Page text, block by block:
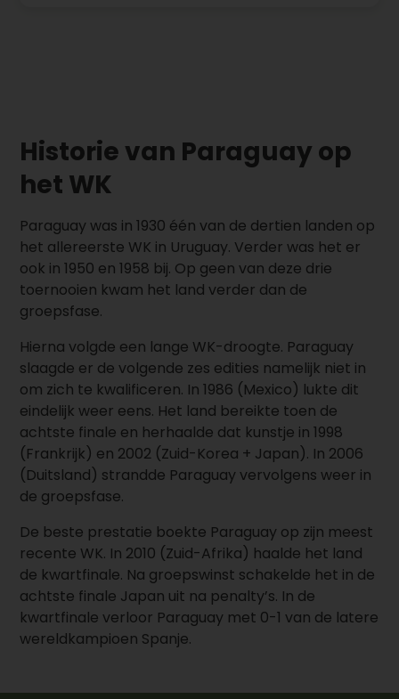
Historie van Paraguay op
het WK
Paraguay was in 1930 één van de dertien landen op
het allereerste WK in Uruguay. Verder was het er
ook in 1950 en 1958 bij. Op geen van deze drie
toernooien kwam het land verder dan de
groepsfase.
Hierna volgde een lange WK-droogte. Paraguay
slaagde er de volgende zes edities namelijk niet in
om zich te kwalificeren. In 1986 (Mexico) lukte dit
eindelijk weer eens. Het land bereikte toen de
achtste finale en herhaalde dat kunstje in 1998
(Frankrijk) en 2002 (Zuid-Korea + Japan). In 2006
(Duitsland) strandde Paraguay vervolgens weer in
de groepsfase.
De beste prestatie boekte Paraguay op zijn meest
recente WK. In 2010 (Zuid-Afrika) haalde het land
de kwartfinale. Na groepswinst schakelde het in de
achtste finale Japan uit na penalty’s. In de
kwartfinale verloor Paraguay met 0-1 van de latere
wereldkampioen Spanje.